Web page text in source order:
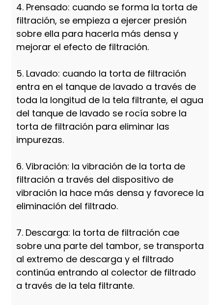
4. Prensado: cuando se forma la torta de
filtración, se empieza a ejercer presión
sobre ella para hacerla más densa y
mejorar el efecto de filtración.
5. Lavado: cuando la torta de filtración
entra en el tanque de lavado a través de
toda la longitud de la tela filtrante, el agua
del tanque de lavado se rocía sobre la
torta de filtración para eliminar las
impurezas.
6. Vibración: la vibración de la torta de
filtración a través del dispositivo de
vibración la hace más densa y favorece la
eliminación del filtrado.
7. Descarga: la torta de filtración cae
sobre una parte del tambor, se transporta
al extremo de descarga y el filtrado
continúa entrando al colector de filtrado
a través de la tela filtrante.